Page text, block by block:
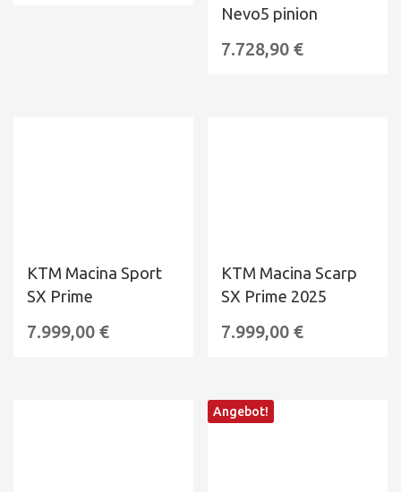
Nevo5 pinion
7.728,90€
KTM Macina Sport
SX Prime
7.999,00 €
KTM Macina Scarp
SX Prime 2025
7.999,00€
Angebot!